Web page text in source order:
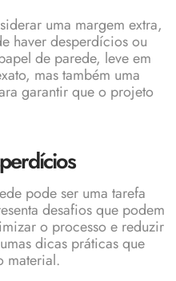
uma margem extra,
haver desperdícios ou
de parede, leve em
mas também uma
garantir que o projeto
pode ser uma tarefa
desafios que podem
o processo e reduzir
dicas práticas que
material.